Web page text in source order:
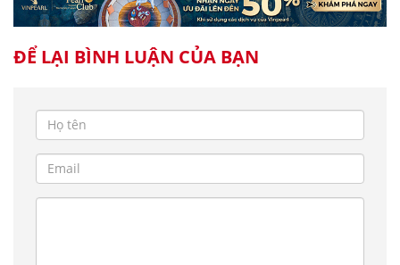
ĐỂ LẠI BÌNH LUẬN CỦA BẠN